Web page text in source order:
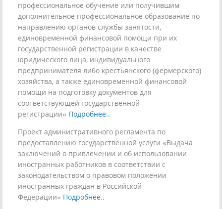
профессиональное обучение или получившим
дополнительное профессиональное образование по
направлению органов службы занятости,
единовременной финансовой помощи при их
государственной регистрации в качестве
юридического лица, индивидуального
предпринимателя либо крестьянского (фермерского)
хозяйства, а также единовременной финансовой
помощи на подготовку документов для
соответствующей государственной
регистрации» Подробнее..
Проект административного регламента по
предоставлению государственной услуги «Выдача
заключений о привлечении и об использовании
иностранных работников в соответствии с
законодательством о правовом положении
иностранных граждан в Российской
Федерации» Подробнее..